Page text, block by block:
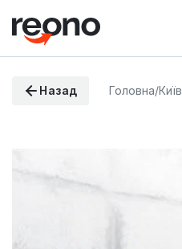
Назад Головна/Київ